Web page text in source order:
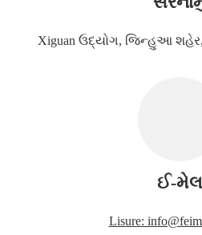
Xiguan ઉદ્યોગ, જિન્હુઆ શહેર,
ઈ-મેલ
Lisure: